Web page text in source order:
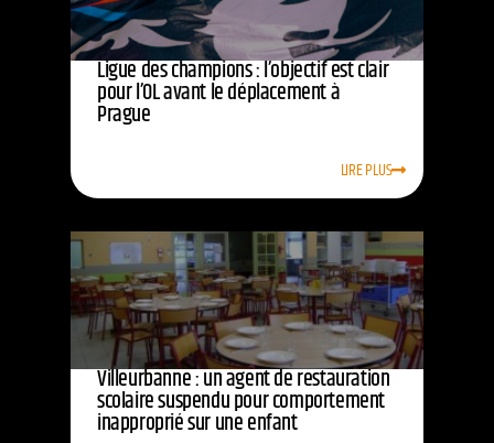
Ligue des champions : l’objectif est clair
pour l’OL avant le déplacement à
Prague
LIRE PLUS
Villeurbanne : un agent de restauration
scolaire suspendu pour comportement
inapproprié sur une enfant